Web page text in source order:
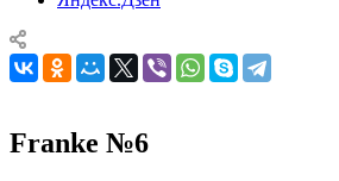
Franke №6